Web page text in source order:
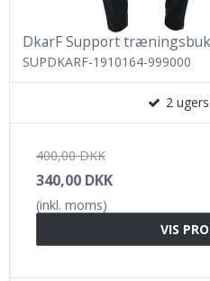
DkarF Support
SUPDKARF-1910164-999000
2
400,00 DKK
340,00 DKK
(inkl. moms)
VIS